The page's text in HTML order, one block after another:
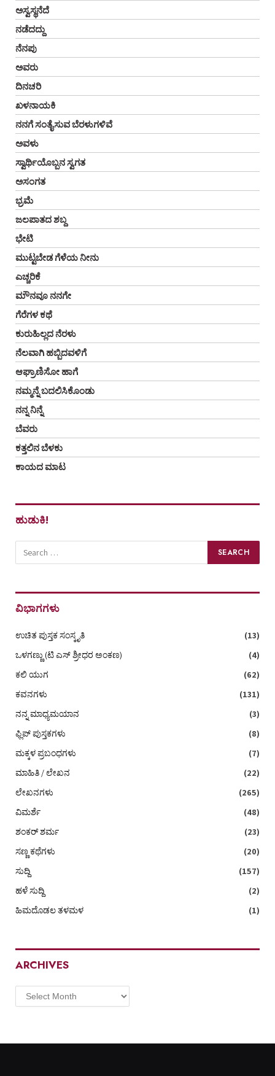
ಅಸ್ವಸ್ಥನೆದೆ
ನಡೆದದ್ದು
ನೆನಪು
ಅವರು
ದಿನಚರಿ
ಖಳನಾಯಕಿ
ನನಗೆ ಸಂತೈಸುವ ಬೆರಳುಗಳಿವೆ
ಅವಳು
ಸ್ವಾರ್ಥಿಯೊಬ್ಬನ ಸ್ವಗತ
ಅಸಂಗತ
ಭ್ರಮೆ
ಜಲಪಾತದ ಶಬ್ದ
ಭೇಟಿ
ಮುಟ್ಟಬೇಡ ಗೆಳೆಯ ನೀನು
ಎಚ್ಚರಿಕೆ
ಮೌನವೂ ನನಗೇ
ಗೆರೆಗಳ ಕಥೆ
ಕುರುಹಿಲ್ಲದ ನೆರಳು
ನೆಲವಾಗಿ ಹಬ್ಬಿದವಳಿಗೆ
ಆಘ್ರಾಣಿಸೋ ಹಾಗೆ
ನಮ್ಮನ್ನೆ ಬದಲಿಸಿಕೊಂಡು
ನನ್ನ ನಿನ್ನೆ
ಬೆವರು
ಕತ್ತಲಿನ ಬೆಳಕು
ಕಾಯದ ಮಾಟ
ಹುಡುಕಿ!
ವಿಭಾಗಗಳು
ಉಚಿತ ಪುಸ್ತಕ ಸಂಸ್ಕೃತಿ
(13)
ಒಳಗಣ್ಣು (ಟಿ ಎಸ್‌ ಶ್ರೀಧರ ಅಂಕಣ)
(4)
ಕಲಿ ಯುಗ
(62)
ಕವನಗಳು
(131)
ನನ್ನ ಮಾಧ್ಯಮಯಾನ
(3)
ಫ್ಲಿಪ್ ಪುಸ್ತಕಗಳು
(8)
ಮಕ್ಕಳ ಪ್ರಬಂಧಗಳು
(7)
ಮಾಹಿತಿ / ಲೇಖನ
(22)
ಲೇಖನಗಳು
(265)
ವಿಮರ್ಶೆ
(48)
ಶಂಕರ್ ಶರ್ಮ
(23)
ಸಣ್ಣ ಕಥೆಗಳು
(20)
ಸುದ್ದಿ
(157)
ಹಳೆ ಸುದ್ದಿ
(2)
ಹಿಮದೊಡಲ ತಳಮಳ
(1)
ARCHIVES
Archives